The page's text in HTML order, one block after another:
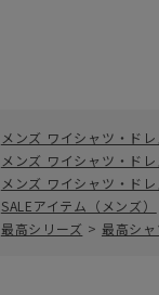
メンズ ワイシャツ・ド
メンズ ワイシャツ・ド
メンズ ワイシャツ・ド
SALEアイテム（メンズ）
最高シリーズ > 最高シャ